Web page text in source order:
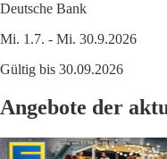
Deutsche Bank
Mi. 1.7. - Mi. 30.9.2026
Gültig bis 30.09.2026
Angebote der